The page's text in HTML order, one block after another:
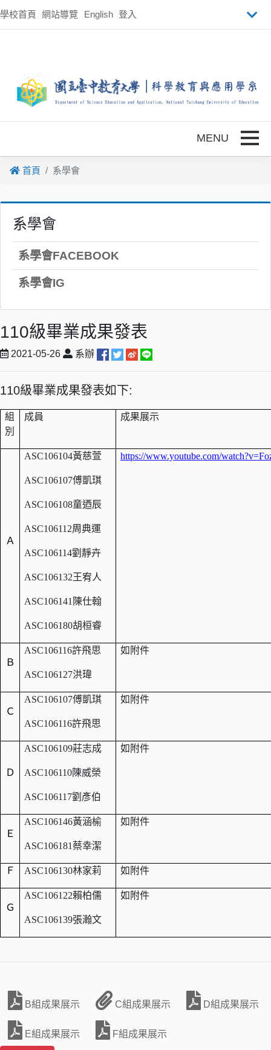
學校首頁 網站導覽 English 登入
首頁 系學會
系學會
系學會FACEBOOK
系學會IG
110級畢業成果發表
2021-05-26 系辦
110級畢業成果發表如下:
組
別
成員 成果展示
Ａ
ASC106104黃慈萱
ASC106107傅凱琪
ASC106108童迺辰
ASC106112周典運
ASC106114劉靜卉
ASC106132王宥人
ASC106141 陳仕翰
ASC106180胡桓睿
https://www.youtube.com/
Ｂ
ASC106116許飛思
ASC106127洪瑋
如附件
Ｃ
ASC106107傅凱琪
ASC106116許飛思
如附件
Ｄ
ASC106109莊志成
ASC106110陳威榮
ASC106117劉彥伯
如附件
Ｅ
ASC106146黃涵榆
ASC106181蔡幸潔
如附件
Ｆ ASC106130林家莉 如附件
Ｇ
ASC106122賴柏儒
ASC106139張瀚文
如附件
B組成果展示 C組成果展示 D組成果展示
E組成果展示 F組成果展示